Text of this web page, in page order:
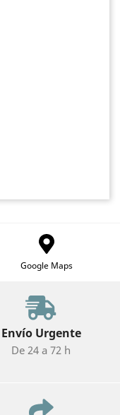
Google Maps
Envío Urgente
De 24 a 72 h